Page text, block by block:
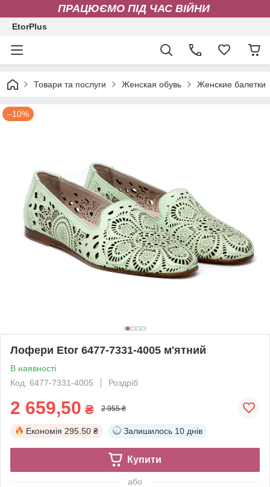
ПРАЦЮЄМО ПІД ЧАС ВІЙНИ
EtorPlus
Товари та послуги Женская обувь Женские балетки
–10%
Лофери Etor 6477-7331-4005 м'ятний
В наявності
Код: 6477-7331-4005
Роздріб
2 659,50 ₴ 2 955 ₴
Економія 295.50 ₴ Залишилось 10 днів
Купити
або